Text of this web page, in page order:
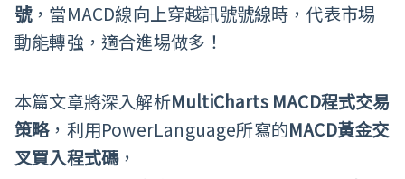
號，當MACD線向上穿越訊號號線時，代表市場
動能轉強，適合進場做多！
本篇文章將深入解析MultiCharts MACD程式交易
策略，利用PowerLanguage所寫的MACD黃金交
叉買入程式碼，